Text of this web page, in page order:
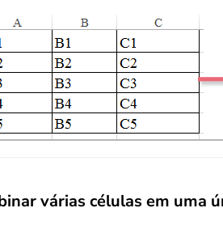
várias células em uma